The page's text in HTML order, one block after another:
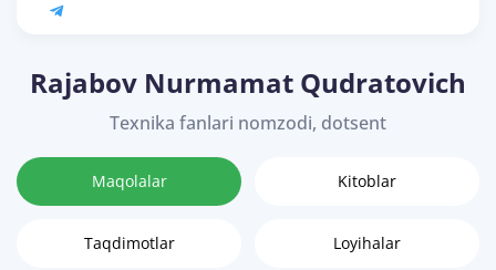
Rajabov Nurmamat Qudratovich
Texnika fanlari nomzodi, dotsent
Maqolalar Kitoblar
Taqdimotlar Loyihalar